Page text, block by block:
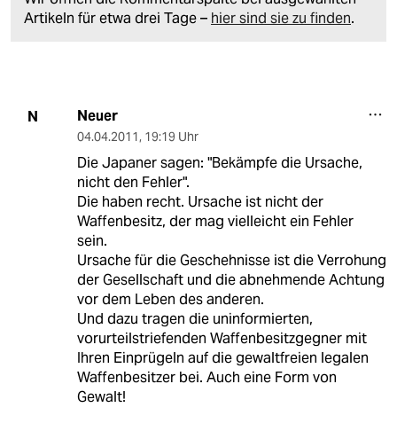
Artikeln für etwa drei Tage – hier sind sie zu finden.
N Neuer
04.04.2011, 19:19 Uhr
Die Japaner sagen: "Bekämpfe die Ursache,
nicht den Fehler".
Die haben recht. Ursache ist nicht der
Waffenbesitz, der mag vielleicht ein Fehler
sein.
Ursache für die Geschehnisse ist die Verrohung
der Gesellschaft und die abnehmende Achtung
vor dem Leben des anderen.
Und dazu tragen die uninformierten,
vorurteilstriefenden Waffenbesitzgegner mit
Ihren Einprügeln auf die gewaltfreien legalen
Waffenbesitzer bei. Auch eine Form von
Gewalt!